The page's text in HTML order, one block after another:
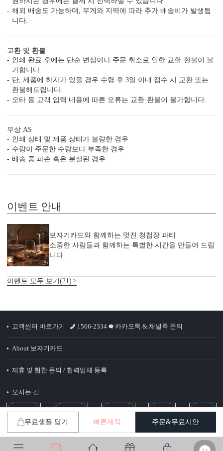
0
디자인형
수 있습니다.
기본 주소형
7가지, 퀄리티의 차이
가공 없는 엽서형, 2단 청첩장도 다 같은 퀄리티가 아닙니다.
청첩장은 화면만 보고 고르면 놓치는 부분이 많습니다.
주문 전에 아래 7가지는 꼭 확인해 보세요.
직접 종이와 인쇄 퀄리티를 확인해 보세요.
2. 400g과 350g의 고평량 용지
고르게 맞습니다.
해외 배송도 가능하며, 무게와 지역에 따라 추가 배송비가 발생됩
니다.
교환 및 환불
인쇄 완료 후에는 단순 변심이나 주문 취소로 인한 교환·환불이 불
가합니다.
단, 제품에 하자가 있을 경우 수령 후 3일 이내 접수 시 교환 또는
환불해드립니다.
오타 등 고객 입력 내용에 따른 오류는 교환·환불이 불가합니다.
무상 AS
인쇄 상태 및 제품 상태가 불량한 경우
수량이 주문한 수량보다 부족한 경우
배송 중 파손 혹은 분실된 경우
이벤트 안내
보자기카드와 함께하는 멋진 청첩장 파티
소중한 사람들과 함께하는 특별한 시간을 만들어 드립
니다.
이벤트 모두 보기(21)
무료샘플 담기 빠른제작 주문&무료시안
고객센터 바로가기 1566-2334 카카오톡 & 채널톡 문의
About 보자기카드
제휴 및 협찬 문의 / 협력업체 등록
오시는 길
(주)비플스 사업자 정보